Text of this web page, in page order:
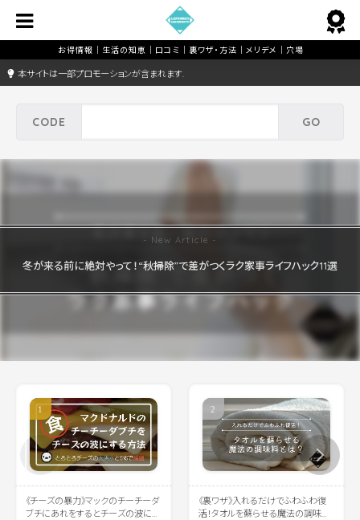
本サイトは一部プロモーションが含まれます.
冬が来る前に絶対やって！“秋掃除”で差がつくラク家事ライフハック11選
《チーズの暴力》マックのチーチーダ
ブチにあれをするとチーズの波に溺
《裏ワザ》入れるだけでふわふわ復
活！タオルを蘇らせる魔法の調味料